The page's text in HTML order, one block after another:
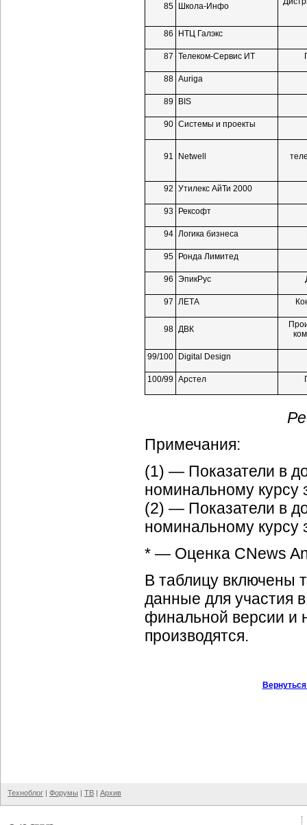
85 Школа-Инфо
86 НТЦ Галэкс
87 Телеком-Сервис ИТ
88 Auriga
89 BIS
90 Системы и проекты
91 Netwell
92 Утилекс АйТи 2000
93 Рексофт
94 Логика бизнеса
95 Ронда Лимитед
96 ЭпикРус
97 ЛЕТА
98 ДВК
99/100 Digital Design
100/99 Арстел
Примечания:
(1) — Показатели в
номинальному курсу
(2) — Показатели в
номинальному курсу
* — Оценка CNews
В таблицу включены
данные для участия
финальной версии и
производятся.
Техноблог | Форумы | ТВ | Архив